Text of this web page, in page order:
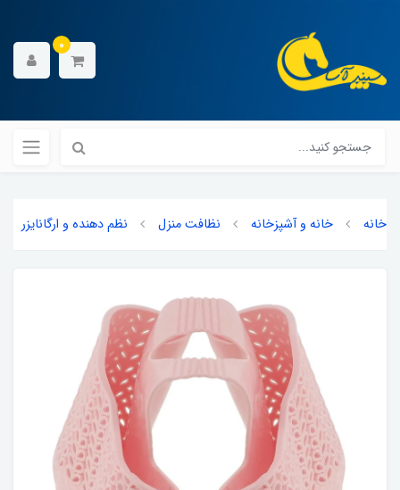
0
خانه خانه و آشپزخانه نظافت منزل نظم دهنده و ارگانایزر